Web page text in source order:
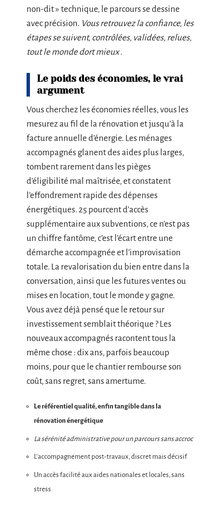
non-dit » technique, le parcours se dessine
avec précision. Vous retrouvez la confiance, les
étapes se suivent, contrôlées, validées, relues,
tout le monde dort mieux.
Le poids des économies, le vrai
argument
Vous cherchez les économies réelles, vous les
mesurez au fil de la rénovation et jusqu’à la
facture annuelle d’énergie. Les ménages
accompagnés glanent des aides plus larges,
tombent rarement dans les pièges
d’éligibilité mal maîtrisée, et constatent
l’effondrement rapide des dépenses
énergétiques. 25 pourcent d’accès
supplémentaire aux subventions, ce n’est pas
un chiffre fantôme, c’est l’écart entre une
démarche accompagnée et l’improvisation
totale. La revalorisation du bien entre dans la
conversation, ainsi que les futures ventes ou
mises en location, tout le monde y gagne.
Vous avez déjà pensé que le retour sur
investissement semblait théorique ? Les
nouveaux accompagnés racontent tous la
même chose : dix ans, parfois beaucoup
moins, pour que le chantier rembourse son
coût, sans regret, sans amertume.
Le référentiel qualité, enfin tangible dans la
rénovation énergétique
La sérénité administrative pour un parcours sans accroc
L’accompagnement post-travaux, discret mais décisif
Un accès facilité aux aides nationales et locales, sans
stress